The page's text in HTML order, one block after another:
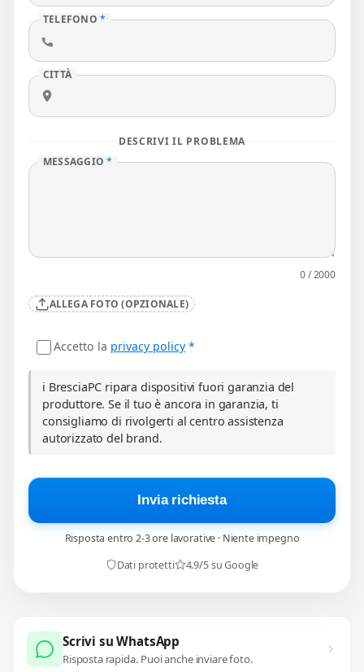
TELEFONO*
CITTÀ
DESCRIVI IL PROBLEMA
MESSAGGIO*
0 / 2000
ALLEGA FOTO (OPZIONALE)
Accetto la privacy policy *
ℹ️ BresciaPC ripara dispositivi fuori garanzia del
produttore. Se il tuo è ancora in garanzia, ti
consigliamo di rivolgerti al centro assistenza
autorizzato del brand.
Invia richiesta
Risposta entro 2-3 ore lavorative · Niente impegno
Dati protetti
4.9/5 su Google
Scrivi su WhatsApp
Risposta rapida. Puoi anche inviare foto.